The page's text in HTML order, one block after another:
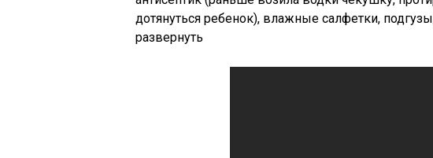
дотянуться ребенок), влажные салфетки,
развернуть